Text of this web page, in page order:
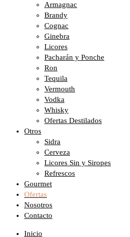
Armagnac
Brandy
Cognac
Ginebra
Licores
Pacharán y Ponche
Ron
Tequila
Vermouth
Vodka
Whisky
Ofertas Destilados
Otros
Sidra
Cerveza
Licores Sin y Siropes
Refrescos
Gourmet
Ofertas
Nosotros
Contacto
Inicio